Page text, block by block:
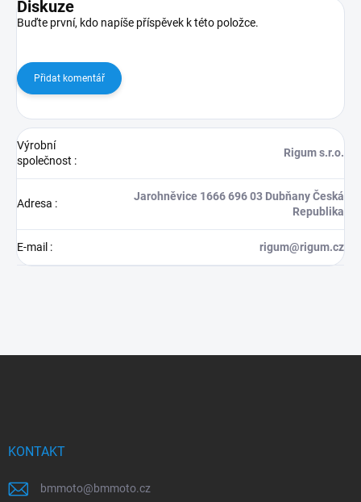
Diskuze
Buďte první, kdo napíše příspěvek k této položce.
Přidat komentář
Výrobní
společnost :
Rigum s.r.o.
Adresa :
Jarohněvice 1666 696 03 Dubňany Česká
Republika
E-mail : rigum@rigum.cz
KONTAKT
bmmoto@bmmoto.cz